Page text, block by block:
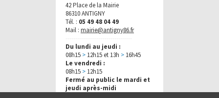
42 Place de la Mairie
86310 ANTIGNY
Tél. : 05 49 48 04 49
Mail : mairie@antigny86.fr
Du lundi au jeudi :
08h15 > 12h15 et 13h > 16h45
Le vendredi :
08h15 > 12h15
Fermé au public le mardi et
jeudi après-midi